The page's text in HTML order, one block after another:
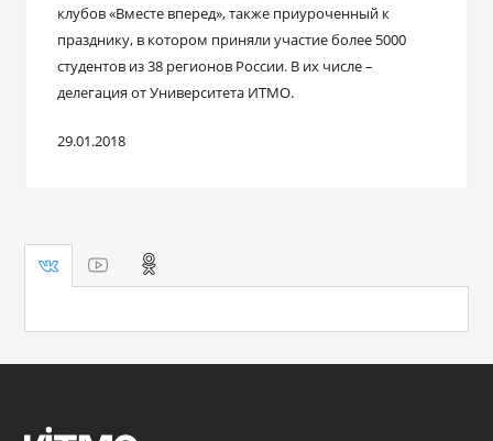
клубов «Вместе вперед», также приуроченный к
празднику, в котором приняли участие более 5000
студентов из 38 регионов России. В их числе –
делегация от Университета ИТМО.
29.01.2018